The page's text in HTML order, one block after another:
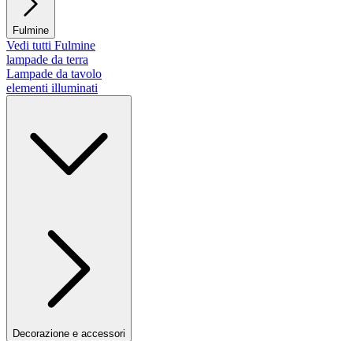
Fulmine
Vedi tutti Fulmine
lampade da terra
Lampade da tavolo
elementi illuminati
Decorazione e accessori